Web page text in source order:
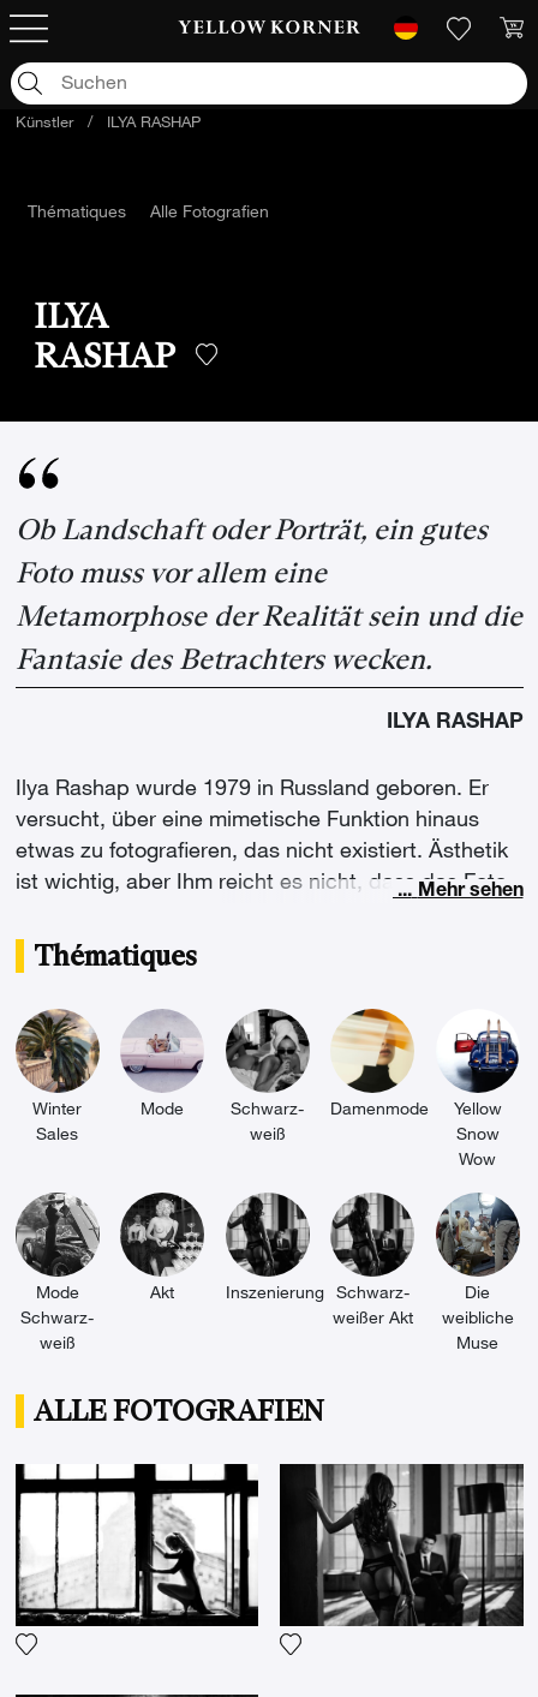
Künstler / ILYA RASHAP
Thématiques Alle Fotografien
ILYA
RASHAP
Ob Landschaft oder Porträt, ein gutes
Foto muss vor allem eine
Metamorphose der Realität sein und die
Fantasie des Betrachters wecken.
ILYA RASHAP
Ilya Rashap wurde 1979 in Russland geboren. Er
versucht, über eine mimetische Funktion hinaus
etwas zu fotografieren, das nicht existiert. Ästhetik
ist wichtig, aber Ihm reicht es nicht, dass das Foto
Landschaft oder ein Porträt handelt, sollte eine gute
Fotografie vor allem eine Metamorphose der
Realität sein und die Vorstellungskraft des
Betrachters ansprechen."
... Mehr sehen
Thématiques
Winter
Sales
Mode
Schwarz-
weiß
Damenmode
Yellow
Snow
Wow
Mode
Schwarz-
weiß
Akt Inszenierung
Schwarz-
weißer Akt
Die
weibliche
Muse
ALLE FOTOGRAFIEN